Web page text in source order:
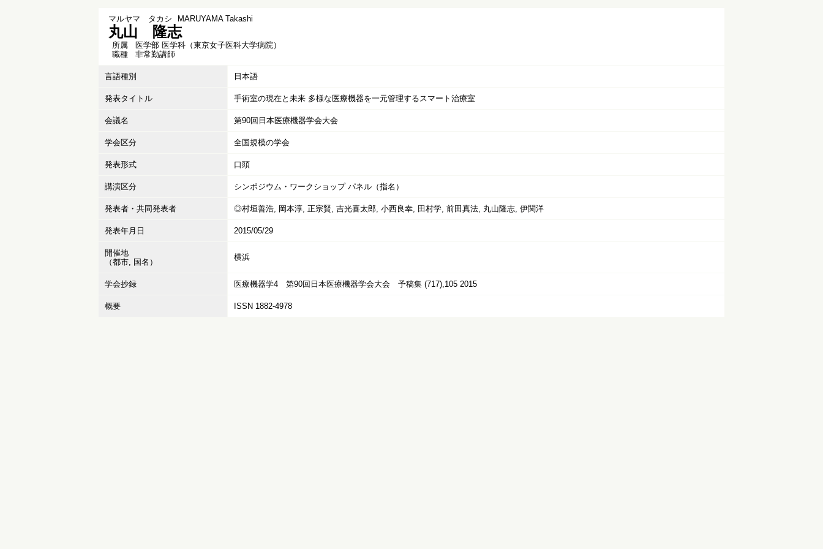
マルヤマ タカシ MARUYAMA Takashi
丸山 隆志
所属
医学部 医学科（東京女子医科大学病院）
職種
非常勤講師
言語種別 日本語
発表タイトル 手術室の現在と未来 多様な医療機器を一元管理するスマート治療室
会議名 第90回日本医療機器学会大会
学会区分 全国規模の学会
発表形式 口頭
講演区分 シンポジウム・ワークショップ パネル（指名）
発表者・共同発表者 ◎村垣善浩, 岡本淳, 正宗賢, 吉光喜太郎, 小西良幸, 田村学, 前田真法, 丸山隆志, 伊関洋
発表年月日 2015/05/29
開催地
（都市, 国名）
横浜
学会抄録 医療機器学4 第90回日本医療機器学会大会 予稿集 (717),105 2015
概要 ISSN 1882-4978